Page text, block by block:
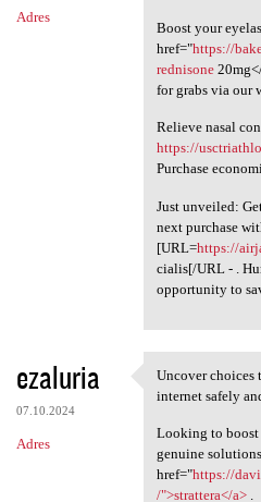
Adres
Boost your
href="https://
rednisone
for grabs via our
Relieve nasal
https://
Purchase
Just unveiled:
next purchase
[URL=https://
cialis[/URL - .
opportunity to
ezaluria
07.10.2024
Adres
Uncover
Uncover choices
internet safely
Looking to boost
genuine
href="https://
/">strattera</a>.